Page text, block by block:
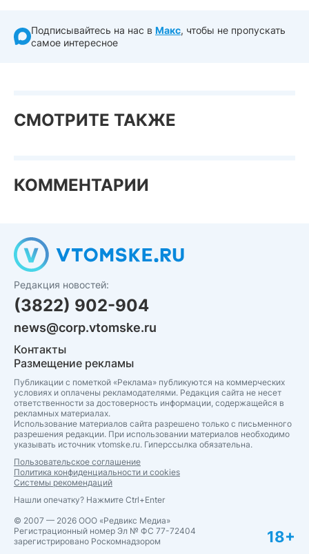
Подписывайтесь на нас в Макс, чтобы не пропускать
самое интересное
СМОТРИТЕ ТАКЖЕ
КОММЕНТАРИИ
Редакция новостей:
(3822) 902-904
news@corp.vtomske.ru
Контакты
Размещение рекламы
Публикации с пометкой «Реклама» публикуются на коммерческих
условиях и оплачены рекламодателями. Редакция сайта не несет
ответственности за достоверность информации, содержащейся в
рекламных материалах.
Использование материалов сайта разрешено только с письменного
разрешения редакции. При использовании материалов необходимо
указывать источник vtomske.ru. Гиперссылка обязательна.
Пользовательское соглашение
Политика конфиденциальности и cookies
Системы рекомендаций
Нашли опечатку? Нажмите Ctrl+Enter
© 2007 — 2026 ООО «Редвикс Медиа»
Регистрационный номер Эл № ФС 77-72404
зарегистрировано Роскомнадзором
18+